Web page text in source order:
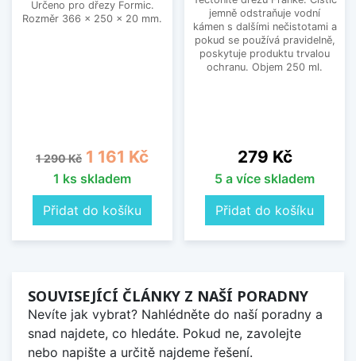
Určeno pro dřezy Formic.
Rozměr 366 x 250 x 20 mm.
Běžná cena
1 290 Kč Cena
1 161 Kč
1 ks skladem
Přidat do košíku
jemně odstraňuje vodní
kámen s dalšími nečistotami a
pokud se používá pravidelně,
poskytuje produktu trvalou
ochranu. Objem 250 ml.
Cena
279 Kč
5 a více skladem
Přidat do košíku
SOUVISEJÍCÍ ČLÁNKY Z NAŠÍ PORADNY
Nevíte jak vybrat? Nahlédněte do naší poradny a
snad najdete, co hledáte. Pokud ne, zavolejte
nebo napište a určitě najdeme řešení.